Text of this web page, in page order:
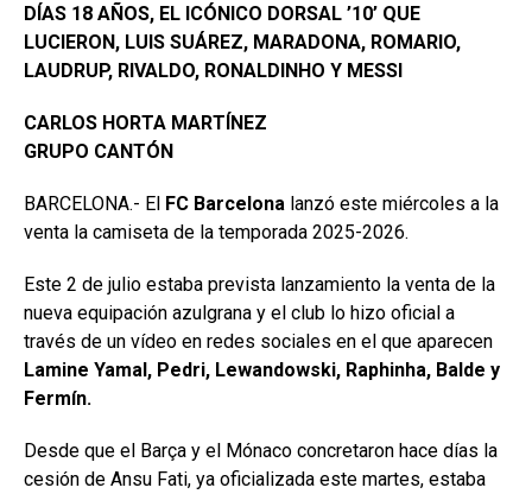
DÍAS 18 AÑOS, EL ICÓNICO DORSAL ’10’ QUE
LUCIERON, LUIS SUÁREZ, MARADONA, ROMARIO,
LAUDRUP, RIVALDO, RONALDINHO Y MESSI
CARLOS HORTA MARTÍNEZ
GRUPO CANTÓN
BARCELONA.- El FC Barcelona lanzó este miércoles a la
venta la camiseta de la temporada 2025-2026.
Este 2 de julio estaba prevista lanzamiento la venta de la
nueva equipación azulgrana y el club lo hizo oficial a
través de un vídeo en redes sociales en el que aparecen
Lamine Yamal, Pedri, Lewandowski, Raphinha, Balde y
Fermín.
Desde que el Barça y el Mónaco concretaron hace días la
cesión de Ansu Fati, ya oficializada este martes, estaba